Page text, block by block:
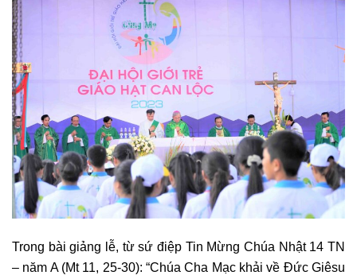
Trong bài giảng lễ, từ sứ điệp Tin Mừng Chúa Nhật 14 TN
– năm A (Mt 11, 25-30): “Chúa Cha Mạc khải về Đức Giêsu